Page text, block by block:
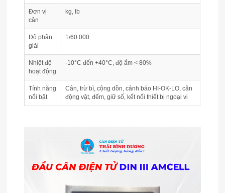
Đơn vị
cân
kg, lb
Độ phân
giải
1/60.000
Nhiệt độ
hoạt động
-10°C đến +40°C, độ ẩm < 80%
Tính năng
nổi bật
Cân, trừ bì, cộng dồn, cảnh báo HI-OK-LO, cân
động vật, đếm, giữ số, kết nối thiết bị ngoại vi